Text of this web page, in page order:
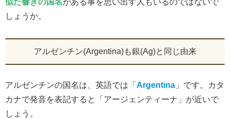
似た響きの国名がある事を思い出す人もいるのではないで
しょうか。
アルゼンチン(Argentina)も銀(Ag)と同じ由来
アルゼンチンの国名は、英語では「 Argentina 」です。カタ
カナで発音を表記すると「アージェンティーナ」が近いで
しょう。